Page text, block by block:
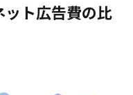
ット広告費の比